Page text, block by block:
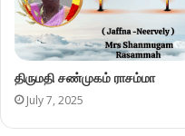
திருமதி சண்முகம் ராசம்மா
July 7, 2025